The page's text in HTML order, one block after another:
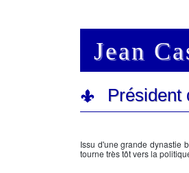
Jean
Président
Issu d'une grande dynastie
tourne très tôt vers la